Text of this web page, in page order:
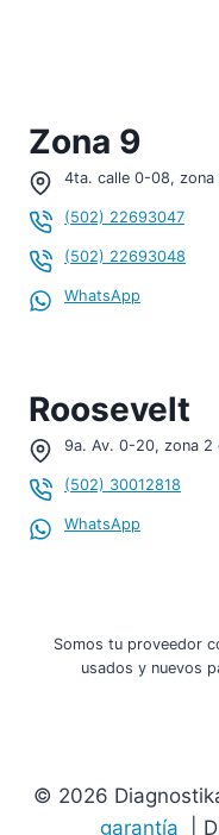
Zona 9
4ta. calle 0-08, zona
(502) 22693047
(502) 22693048
WhatsApp
Roosevelt
9a. Av. 0-20, zona 2
(502) 30012818
WhatsApp
Somos tu proveedor
usados y nuevos
© 2026
garantía
|